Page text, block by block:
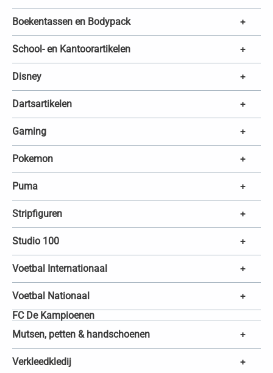
n
Boekentassen en Bodypack +
School- en Kantoorartikelen +
Disney +
Dartsartikelen +
Gaming +
Pokemon +
Puma +
Stripfiguren +
Studio 100 +
Voetbal Internationaal +
Voetbal Nationaal +
FC De Kampioenen
Mutsen, petten & handschoenen
+
Verkleedkledij +